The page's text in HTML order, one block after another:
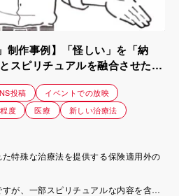
制作事例】「怪しい」を「納
スピリチュアルを融合させたブ
ボクリニック
投稿
イベントでの放映
度 医療
新しい治療法
特殊な治療法を提供する保険適用外の
が、一部スピリチュアルな内容を含む